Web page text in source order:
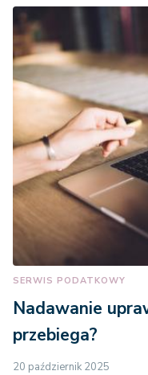
SERWIS PODATKOWY
Nadawanie
przebiega?
20 październik 2025